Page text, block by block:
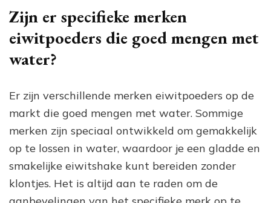
Zijn er specifieke merken
eiwitpoeders die goed mengen met
water?
Er zijn verschillende merken eiwitpoeders op de
markt die goed mengen met water. Sommige
merken zijn speciaal ontwikkeld om gemakkelijk
op te lossen in water, waardoor je een gladde en
smakelijke eiwitshake kunt bereiden zonder
klontjes. Het is altijd aan te raden om de